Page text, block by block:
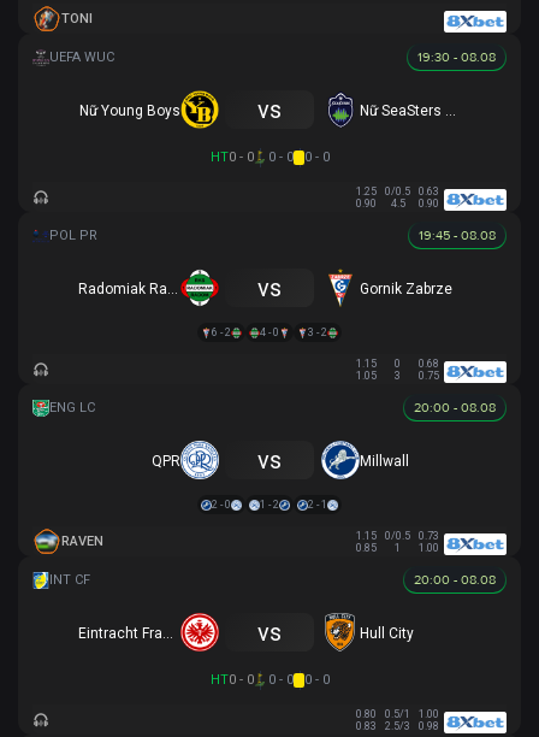
TONI
19:30 - 08.08
Nữ Young Boys vs
HT0 - 0 0 - 0 0 - 0
1.25 0/0.5
0.63
0.90
4.5 0.90
19:45 - 08.08
vs Gornik Zabrze
6 - 2 4 - 0 3 - 2
1.15 0
0.68
1.05
3 0.75
20:00 - 08.08
QPR vs Millwall
2 - 0 1 - 2 2 - 1
RAVEN 1.15 0/0.5
0.73
0.85
1 1.00
20:00 - 08.08
vs Hull City
HT0 - 0 0 - 0 0 - 0
0.80 0.5/1
1.00
0.83
2.5/3 0.98